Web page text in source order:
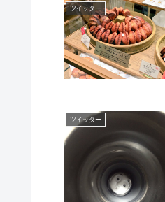
ツイッター
ツイッター